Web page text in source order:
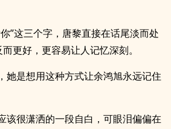
”这三个字，唐黎直接在话尾淡而处
更好，更容易让人记忆深刻。
她是想用这种方式让余鸿旭永远记住
该很潇洒的一段自白，可眼泪偏偏在